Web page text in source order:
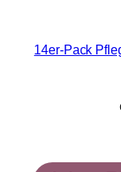
14er-Pack